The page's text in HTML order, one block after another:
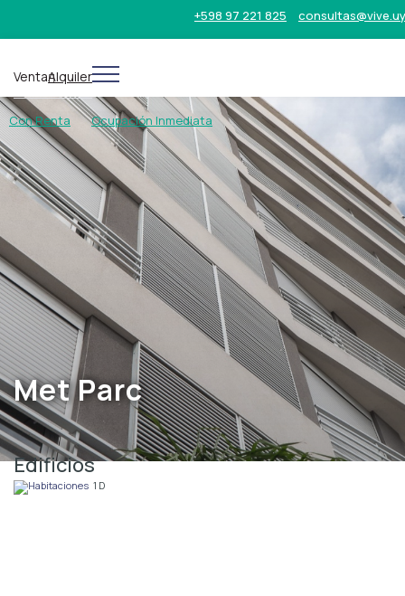
+598 97 221 825 consultas@vive.uy
Venta
Con Renta Ocupación Inmediata
Alquiler
Met Parc
Edificios
1 D